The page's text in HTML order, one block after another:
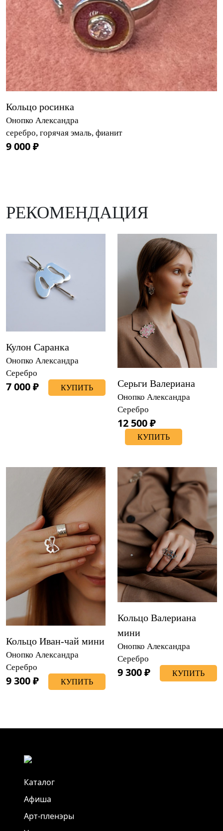
Кольцо росинка
Онопко Александра
серебро, горячая эмаль, фианит
9 000 ₽
РЕКОМЕНДАЦИЯ
Кулон Саранка
Онопко Александра
Серебро
7 000 ₽ КУПИТЬ Серьги Валериана
Онопко Александра
Серебро
12 500 ₽
КУПИТЬ
Кольцо Иван-чай мини
Онопко Александра
Серебро
9 300 ₽ КУПИТЬ
Кольцо Валериана
мини
Онопко Александра
Серебро
9 300 ₽ КУПИТЬ
Каталог
Афиша
Арт-пленэры